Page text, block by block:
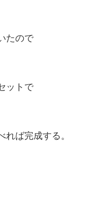
たので
ットで
ば完成する。